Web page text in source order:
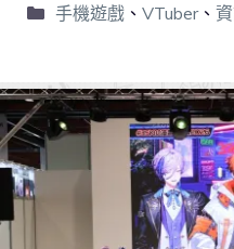
手機遊戲、 VTuber、